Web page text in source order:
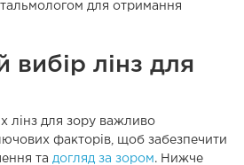
для отримання
вибір лінз для
лінз для зору важливо
факторів, щоб забезпечити
та догляд за зором. Нижче